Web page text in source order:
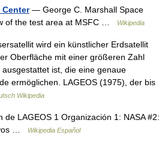
Center— George C. Marshall Space
of the test area at MSFC …
Wikipedia
wird ein künstlicher Erdsatellit
Oberfläche mit einer größeren Zahl
ist, die eine genaue
ermöglichen. LAGEOS (1975), der bis
Wikipedia
LAGEOS 1 Organización 1: NASA #2:
…
Wikipedia Español